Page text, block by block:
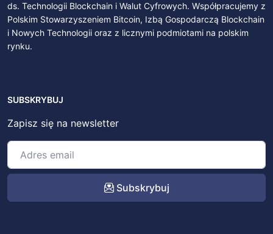
ds. Technologii Blockchain i Walut Cyfrowych. Współpracujemy z
Polskim Stowarzyszeniem Bitcoin, Izbą Gospodarczą Blockchain
i Nowych Technologii oraz z licznymi podmiotami na polskim
rynku.
SUBSKRYBUJ
Zapisz się na newsletter
Subskrybuj